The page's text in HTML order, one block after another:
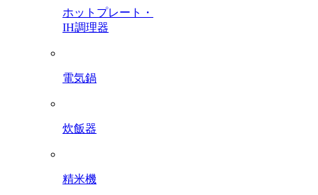
ホットプレート・
IH調理器
電気鍋
炊飯器
精米機